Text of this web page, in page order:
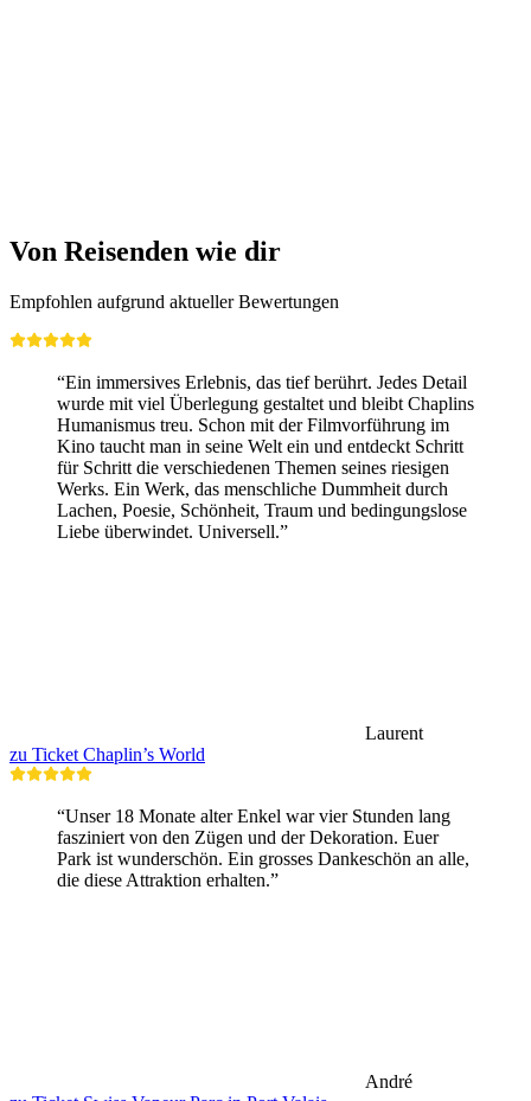
Von Reisenden wie dir
Empfohlen aufgrund aktueller Bewertungen
“Ein immersives Erlebnis, das tief berührt. Jedes Detail
wurde mit viel Überlegung gestaltet und bleibt Chaplins
Humanismus treu. Schon mit der Filmvorführung im
Kino taucht man in seine Welt ein und entdeckt Schritt
für Schritt die verschiedenen Themen seines riesigen
Werks. Ein Werk, das menschliche Dummheit durch
Lachen, Poesie, Schönheit, Traum und bedingungslose
Liebe überwindet. Universell.”
Laurent
zu Ticket Chaplin’s World
“Unser 18 Monate alter Enkel war vier Stunden lang
fasziniert von den Zügen und der Dekoration. Euer
Park ist wunderschön. Ein grosses Dankeschön an alle,
die diese Attraktion erhalten.”
André